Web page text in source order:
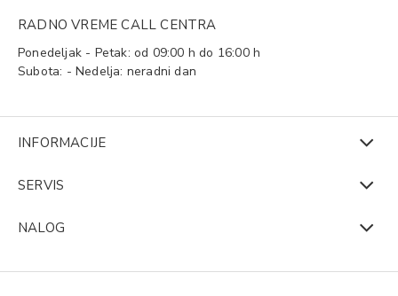
RADNO VREME CALL CENTRA
Ponedeljak - Petak: od 09:00 h do 16:00 h
Subota: - Nedelja: neradni dan
INFORMACIJE
SERVIS
NALOG